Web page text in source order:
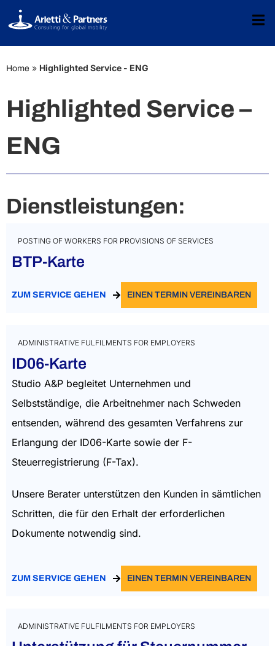
Home » Highlighted Service - ENG
Highlighted Service –
ENG
Dienstleistungen:
POSTING OF WORKERS FOR PROVISIONS OF SERVICES
BTP-Karte
ZUM SERVICE GEHEN EINEN TERMIN VEREINBAREN
ADMINISTRATIVE FULFILMENTS FOR EMPLOYERS
ID06-Karte
Studio A&P begleitet Unternehmen und
Selbstständige, die Arbeitnehmer nach Schweden
entsenden, während des gesamten Verfahrens zur
Erlangung der ID06-Karte sowie der F-
Steuerregistrierung (F-Tax).
Unsere Berater unterstützen den Kunden in sämtlichen
Schritten, die für den Erhalt der erforderlichen
Dokumente notwendig sind.
ZUM SERVICE GEHEN EINEN TERMIN VEREINBAREN
ADMINISTRATIVE FULFILMENTS FOR EMPLOYERS